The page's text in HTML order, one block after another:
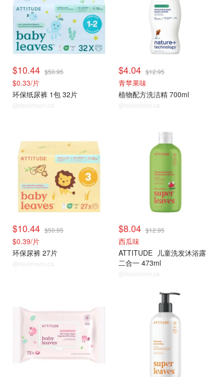
$10.44 $50.95
$0.33/片
环保纸尿裤 1包 32片
@dealmoon.ca
$4.04 $12.95
青苹果味
植物配方洗洁精 700ml
@dealmoon.ca
$10.44 $50.95
$0.39/片
环保尿裤 27片
@dealmoon.ca
$8.04 $12.95
西瓜味
ATTITUDE 儿童洗发沐浴露
二合一 473ml
@dealmoon.ca